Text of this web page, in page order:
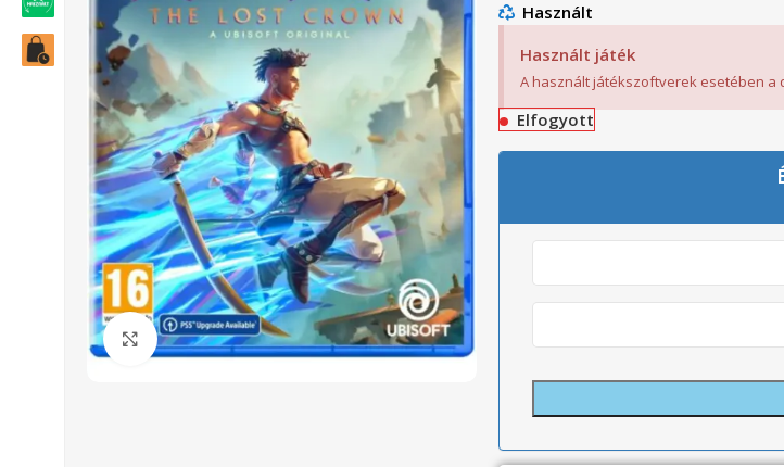
Click to enlarge
Használt
Használt játék
A használt játékszoftverek esetében a
Elfogyott